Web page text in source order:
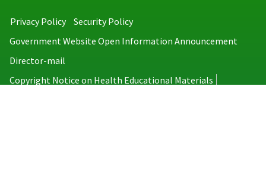
Privacy Policy
Security Policy
Government Website Open Information Announcement
Director-mail
Copyright Notice on Health Educational Materials